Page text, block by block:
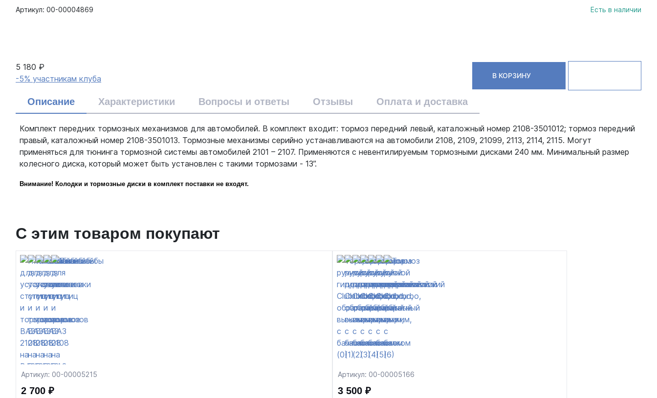
Артикул: 00-00004869 Есть в наличии
5 180 ₽
-5% участникам клуба
В КОРЗИНУ
Описание Характеристики Вопросы и ответы Отзывы Оплата и доставка
Комплект передних тормозных механизмов для автомобилей. В комплект входит: тормоз передний левый, каталожный номер 2108-3501012; тормоз передний
правый, каталожный номер 2108-3501013. Тормозные механизмы серийно устанавливаются на автомобили 2108, 2109, 21099, 2113, 2114, 2115. Могут
применяться для тюнинга тормозной системы автомобилей 2101 – 2107. Применяются с невентилируемым тормозными дисками 240 мм. Минимальный размер
колесного диска, который может быть установлен с такими тормозами - 13”.
Внимание! Колодки и тормозные диски в комплект поставки не входят.
С этим товаром покупают
Артикул: 00-00005215
2 700 ₽
Артикул: 00-00005166
3 500 ₽